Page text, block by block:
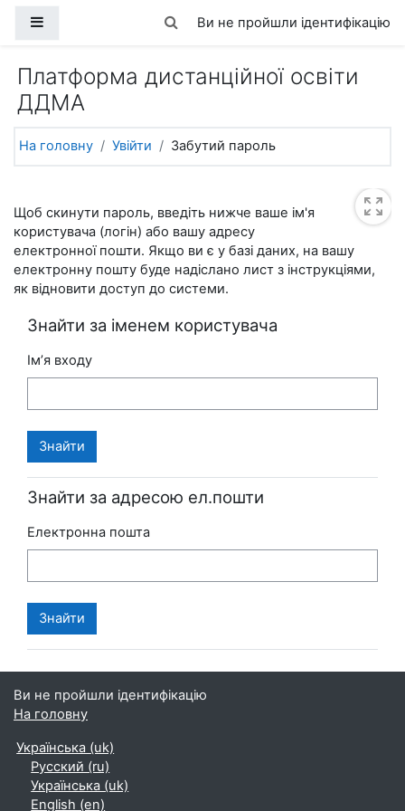
Переключити введення пошуку
Ви не пройшли ідентифікацію
Платформа дистанційної освіти
ДДМА
На головну Увійти Забутий пароль
Щоб скинути пароль, введіть нижче ваше ім'я
користувача (логін) або вашу адресу
електронної пошти. Якщо ви є у базі даних, на вашу
електронну пошту буде надіслано лист з інструкціями,
як відновити доступ до системи.
Знайти за іменем користувача
Ім’я входу
Знайти за адресою ел.пошти
Електронна пошта
Ви не пройшли ідентифікацію
На головну
Українська ‎(uk)‎
Русский ‎(ru)‎
Українська ‎(uk)‎
English ‎(en)‎